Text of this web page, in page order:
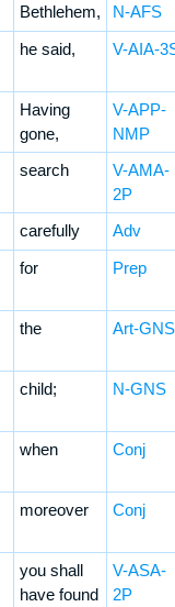
Bethlehem,
N-AFS
he said, V-AIA-
Having
gone,
V-APP-
NMP
search
V-AMA-
2P
carefully
Adv
for Prep
the Art-GNS
child; N-GNS
when Conj
moreover Conj
you shall
have found
V-ASA-
2P